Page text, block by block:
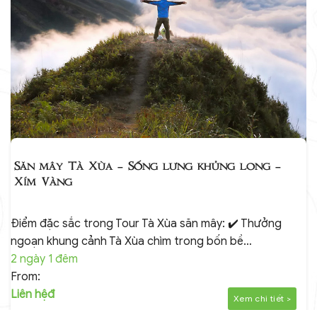
Săn mây Tà Xùa – Sống lưng khủng long –
Xím Vàng
Điểm đặc sắc trong Tour Tà Xùa săn mây: ✔️ Thưởng
ngoạn khung cảnh Tà Xùa chìm trong bốn bề…
2 ngày 1 đêm
From:
Liên hệđ
Xem chi tiết >